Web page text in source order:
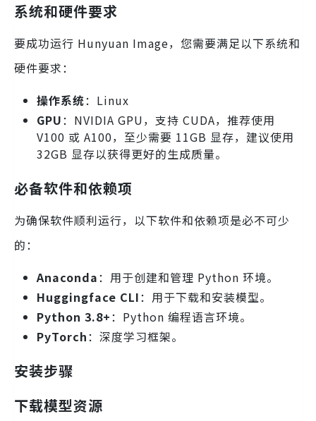
系统和硬件要求
要成功运行 Hunyuan Image，您需要满足以下系统和
硬件要求：
操作系统：Linux
GPU：NVIDIA GPU，支持 CUDA，推荐使用
V100 或 A100，至少需要 11GB 显存，建议使用
32GB 显存以获得更好的生成质量。
必备软件和依赖项
为确保软件顺利运行，以下软件和依赖项是必不可少
的：
Anaconda：用于创建和管理 Python 环境。
Huggingface CLI：用于下载和安装模型。
Python 3.8+：Python 编程语言环境。
PyTorch：深度学习框架。
安装步骤
下载模型资源